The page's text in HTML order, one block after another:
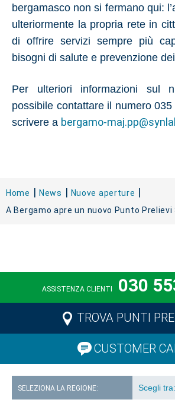
bergamasco non si fermano qui:
ulteriormente la propria rete in
di offrire servizi sempre più
bisogni di salute e prevenzione
Per ulteriori informazioni sul
possibile contattare il numero
scrivere a bergamo-
Home News
Nuove aperture
A Bergamo apre un nuovo Punto Prelievi
ASSISTENZA CLIENTI 030
TROVA PUNTI
CUSTOMER
SELEZIONA LA REGIONE: